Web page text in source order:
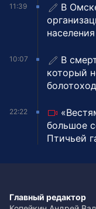
11:39
В
населения
10:07
В
который
22:22
большое
Птичьей
Главный редактор